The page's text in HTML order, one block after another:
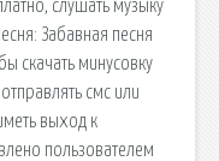
слушать музыку
Забавная песня
скачать минусовку
смс или
выход к
пользователем